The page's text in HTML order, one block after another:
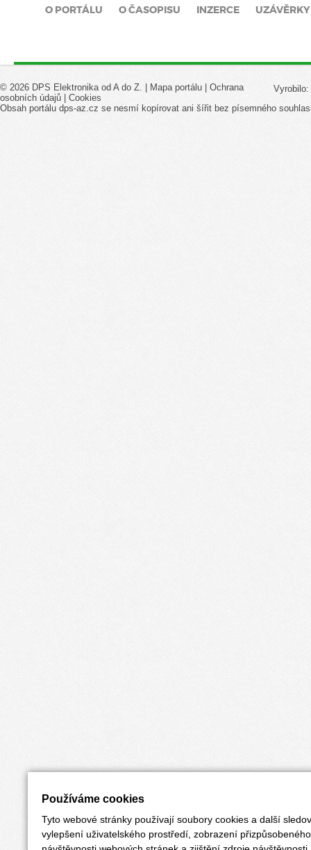
O PORTÁLU O ČASOPISU INZERCE UZÁVĚRKY
Vyrobilo:
© 2026 DPS Elektronika od A do Z. | Mapa portálu
Ochrana
osobních údajů
Cookies
Obsah portálu dps-az.cz se nesmí kopírovat ani šířit bez písemného
Používáme cookies
Tyto webové stránky používají soubory cookies a další
vylepšení uživatelského prostředí, zobrazení